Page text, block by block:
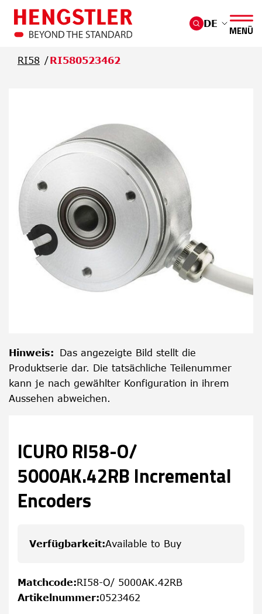
Überspringen Sie zum Hauptmenü
DE
MENÜ
RI58 RI580523462
Hinweis: Das angezeigte Bild stellt die
Produktserie dar. Die tatsächliche Teilenummer
kann je nach gewählter Konfiguration in ihrem
Aussehen abweichen.
ICURO RI58-O/
5000AK.42RB Incremental
Encoders
Verfügbarkeit:Available to Buy
Matchcode:RI58-O/ 5000AK.42RB
Artikelnummer:0523462